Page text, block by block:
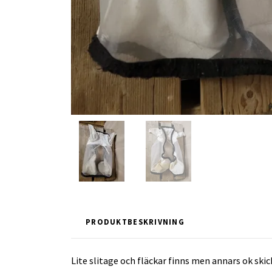
PRODUKTBESKRIVNING
Lite slitage och fläckar finns men annars ok